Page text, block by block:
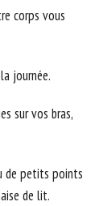
corps vous
journée.
sur vos bras,
de petits points
de lit.